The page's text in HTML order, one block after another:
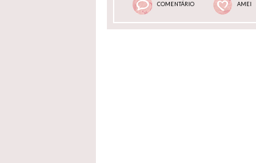
COMENTÁRIO AMEI